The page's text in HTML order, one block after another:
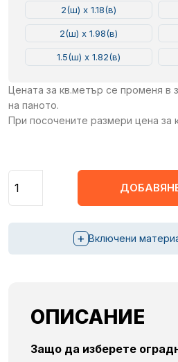
2(ш) x 1.18(в)
2(ш) x 1.98(в)
1.5(ш) x 1.82(в)
Цената за кв.метър се променя в
на паното.
При посочените размери цена за
+ Включени
ОПИСАНИЕ
Защо да изберете